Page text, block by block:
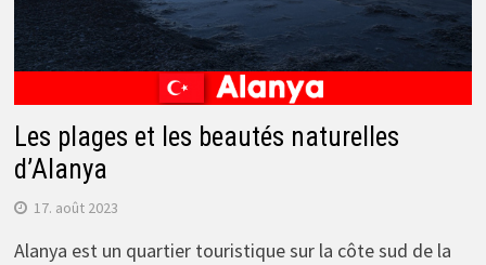
Les plages et les beautés naturelles
d’Alanya
17. août 2023
Alanya est un quartier touristique sur la côte sud de la